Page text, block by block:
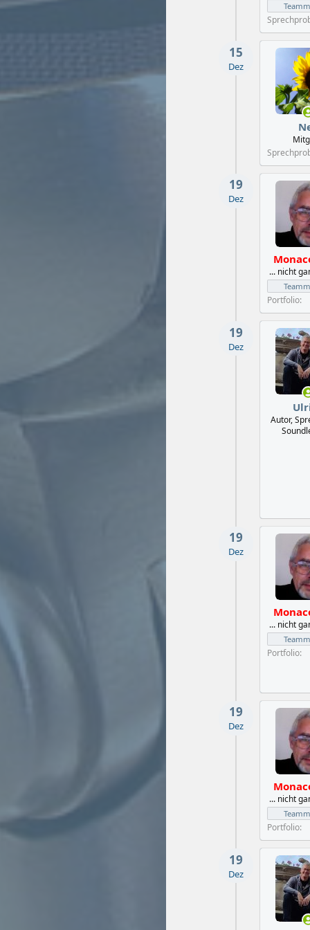
15
Dez
... nicht
Portfolio
19
Dez
Autor,
19
Dez
... nicht
Portfolio
19
Dez
... nicht
Portfolio
19
Dez
19
Dez